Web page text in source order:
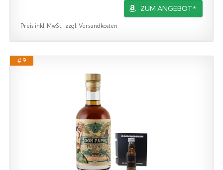
ZUM ANGEBOT*
Preis inkl. MwSt., zzgl. Versandkosten
# 9